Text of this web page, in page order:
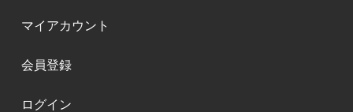
マイアカウント
会員登録
ログイン